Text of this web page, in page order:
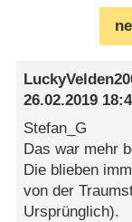
26.02.2019
Stefan_G
Das war mehr
Die blieben
von der
Ursprünglich).